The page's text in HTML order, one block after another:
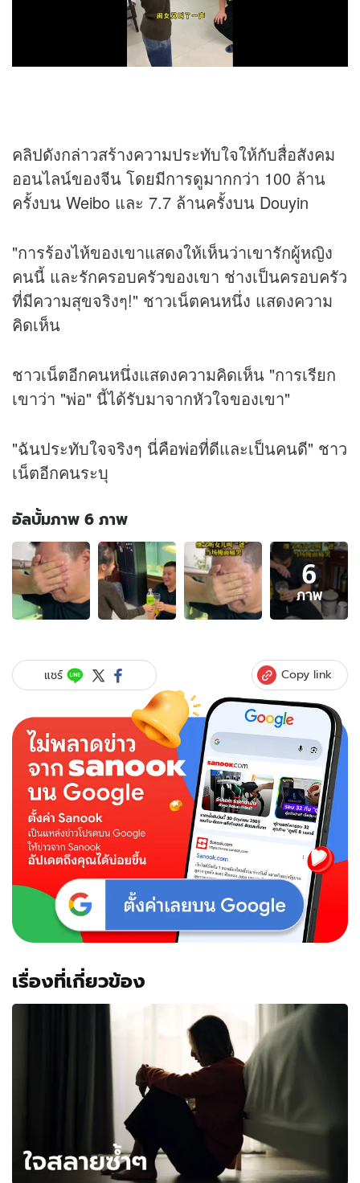
คลิปดังกล่าวสร้างความประทับใจให้กับสื่อสังคม
ออนไลน์ของจีน โดยมีการดูมากกว่า 100 ล้าน
ครั้งบน Weibo และ 7.7 ล้านครั้งบน Douyin
"การร้องไห้ของเขาแสดงให้เห็นว่าเขารักผู้หญิง
คนนี้ และรักครอบครัวของเขา ช่างเป็นครอบครัว
ที่มีความสุขจริงๆ!" ชาวเน็ตคนหนึ่ง แสดงความ
คิดเห็น
ชาวเน็ตอีกคนหนึ่งแสดงความคิดเห็น "การเรียก
เขาว่า "พ่อ" นี้ได้รับมาจากหัวใจของเขา"
"ฉันประทับใจจริงๆ นี่คือพ่อที่ดีและเป็นคนดี" ชาว
เน็ตอีกคนระบุ
อัลบั้มภาพ 6 ภาพ
อัลบั้ม
ภาพ
ภาพ
ของ
น้ำตา
ซึม
ปล่อย
โฮ
เลี้ยง
ยอม
เรียก
"พ่อ"
ครั้ง
หลัง
มา
4
6
ภาพ
แชร์ Copy link
เรื่องที่เกี่ยวข้อง